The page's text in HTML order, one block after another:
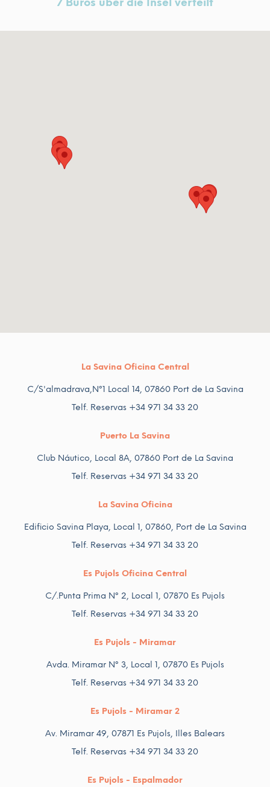
La Savina Oficina Central
C/S'almadrava,Nº1 Local 14, 07860 Port de La Savina
Telf. Reservas +34 971 34 33 20
Puerto La Savina
Club Náutico, Local 8A, 07860 Port de La Savina
Telf. Reservas +34 971 34 33 20
La Savina Oficina
Edificio Savina Playa, Local 1, 07860, Port de La Savina
Telf. Reservas +34 971 34 33 20
Es Pujols Oficina Central
C/.Punta Prima Nº 2, Local 1, 07870 Es Pujols
Telf. Reservas +34 971 34 33 20
Es Pujols - Miramar
Avda. Miramar Nº 3, Local 1, 07870 Es Pujols
Telf. Reservas +34 971 34 33 20
Es Pujols - Miramar 2
Av. Miramar 49, 07871 Es Pujols, Illes Balears
Telf. Reservas +34 971 34 33 20
Es Pujols - Espalmador